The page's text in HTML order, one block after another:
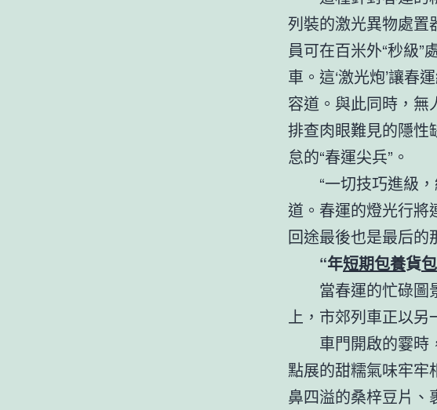
列裝的激光異物處置
員可在百米外“秒級”
車。這‘激光炮’讓春
容道。與此同時，無
排查肉眼難見的隱性
怠的“春運尖兵”。
“一切技巧進級
道。春運的燈光行將
回途最後也是最后的
“年短期包養貨
當春運的忙碌圖
上，市郊列車正以另
車門開啟的霎時
點展的甜糯氣味牢
鼻四溢的桑梓豆片、